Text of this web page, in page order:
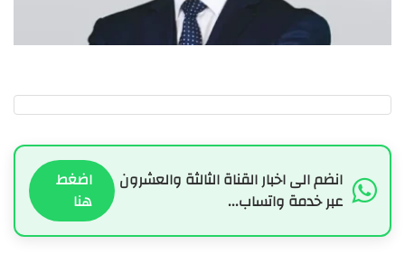
انضم الى اخبار القناة الثالثة والعشرون
عبر خدمة واتساب...
اضغط
هنا